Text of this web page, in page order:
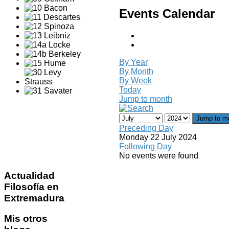
Events Calendar
By Year
By Month
By Week
Today
Jump to month
Jump to
Preceding Day
Monday 22 July 2024
Following Day
No events were found
Actualidad
Filosofía en
Extremadura
Mis otros